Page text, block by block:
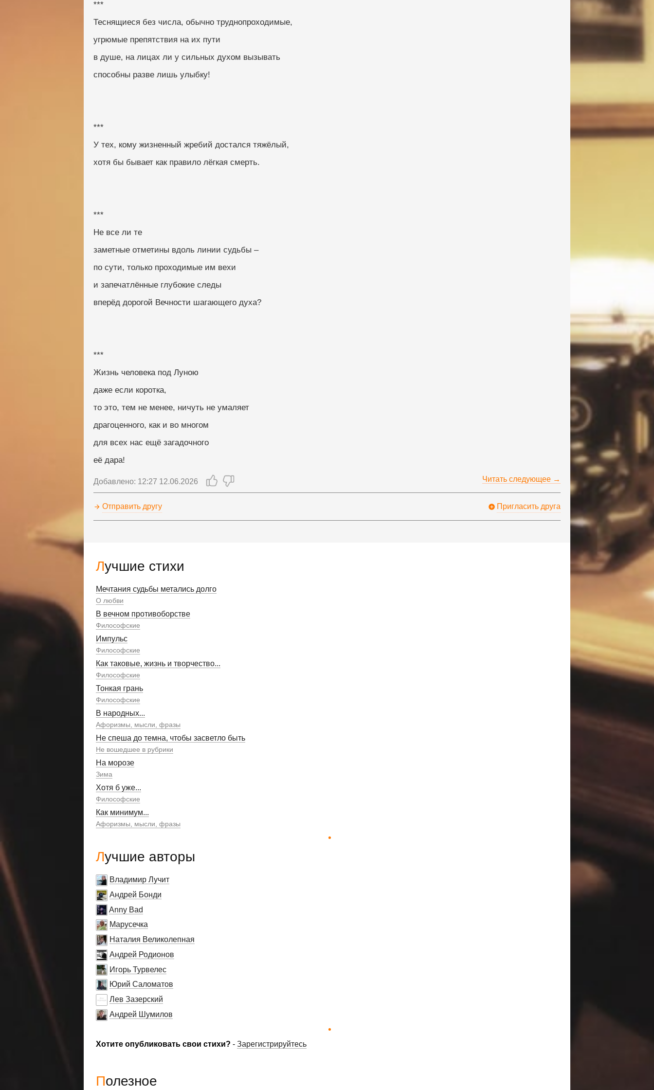
Лучшие стихи
Мечтания судьбы метались долго
О любви
В вечном противоборстве
Философские
Импульс
Философские
Как таковые, жизнь и творчество...
Философские
Тонкая грань
Философские
В народных...
Афоризмы, мысли, фразы
Не спеша до темна, чтобы засветло быть
Не вошедшее в рубрики
На морозе
Зима
Хотя б уже...
Философские
Как минимум...
Афоризмы, мысли, фразы
Лучшие авторы
Владимир Лучит
Андрей Бонди
Anny Bad
Марусечка
Наталия Великолепная
Андрей Родионов
Игорь Турвелес
Юрий Саломатов
Лев Зазерский
Андрей Шумилов
Хотите опубликовать свои стихи? - Зарегистрируйтесь
***
Теснящиеся без числа, обычно труднопроходимые,
угрюмые препятствия на их пути
в душе, на лицах ли у сильных духом вызывать
способны разве лишь улыбку!
***
У тех, кому жизненный жребий достался тяжёлый,
хотя бы бывает как правило лёгкая смерть.
***
Не все ли те
заметные отметины вдоль линии судьбы –
по сути, только проходимые им вехи
и запечатлённые глубокие следы
вперёд дорогой Вечности шагающего духа?
***
Жизнь человека под Луною
даже если коротка,
то это, тем не менее, ничуть не умаляет
драгоценного, как и во многом
для всех нас ещё загадочного
её дара!
Добавлено: 12:27 12.06.2026 Читать следующее →
Отправить другу Пригласить друга
Полезное